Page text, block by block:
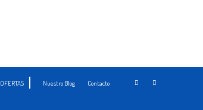
OFERTAS Nuestro Blog Contacto